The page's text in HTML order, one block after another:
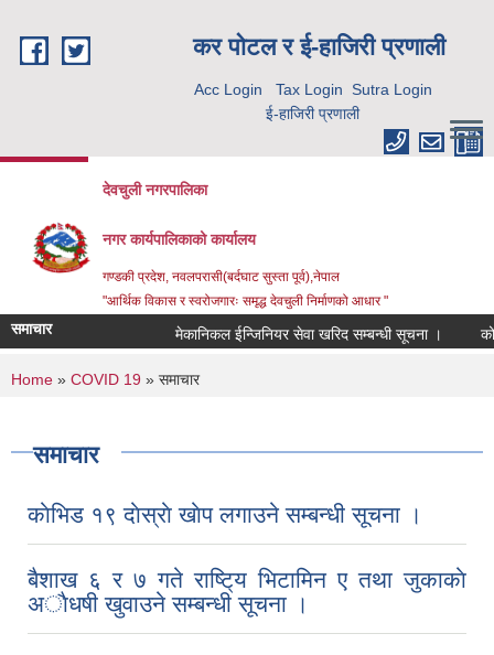
कर पाेटल र ई-हाजिरी प्रणाली
Acc Login Tax Login Sutra Login
ई-हाजिरी प्रणाली
देवचुली नगरपालिका
नगर कार्यपालिकाको कार्यालय
गण्डकी प्रदेश, नवलपरासी(बर्दघाट सुस्ता पूर्व),नेपाल
"आर्थिक विकास र स्वरोजगारः समृद्ध देवचुली निर्माणको आधार "
समाचार मेकानिकल ईन्जिनियर सेवा खरिद सम्बन्धी सूचना ।
You are here
Home » COVID 19 » समाचार
समाचार
काेभिड १९ दाेस्राे खाेप लगाउने सम्बन्धी सूचना ।
बैशाख ६ र ७ गते राष्टि्य भिटामिन ए तथा जुकाकाे
अाैधषी खुवाउने सम्बन्धी सूचना ।